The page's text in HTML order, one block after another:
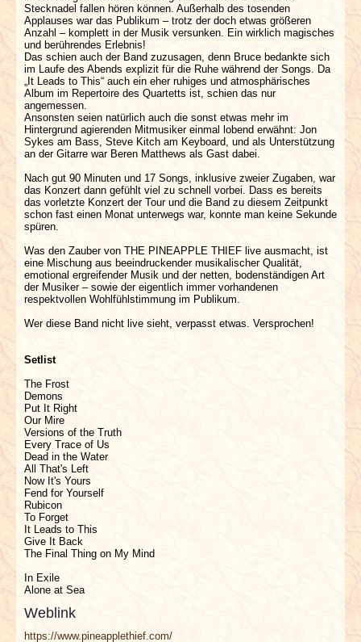
Stecknadel fallen hören können. Außerhalb des tosenden
Applauses war das Publikum – trotz der doch etwas größeren
Anzahl – komplett in der Musik versunken. Ein wirklich magisches
und berührendes Erlebnis!
Das schien auch der Band zuzusagen, denn Bruce bedankte sich
im Laufe des Abends explizit für die Ruhe während der Songs. Da
„It Leads to This“ auch ein eher ruhiges und atmosphärisches
Album im Repertoire des Quartetts ist, schien das nur
angemessen.
Ansonsten seien natürlich auch die sonst etwas mehr im
Hintergrund agierenden Mitmusiker einmal lobend erwähnt: Jon
Sykes am Bass, Steve Kitch am Keyboard, und als Unterstützung
an der Gitarre war Beren Matthews als Gast dabei.
Nach gut 90 Minuten und 17 Songs, inklusive zweier Zugaben, war
das Konzert dann gefühlt viel zu schnell vorbei. Dass es bereits
das vorletzte Konzert der Tour und die Band zu diesem Zeitpunkt
schon fast einen Monat unterwegs war, konnte man keine Sekunde
spüren.
Was den Zauber von THE PINEAPPLE THIEF live ausmacht, ist
eine Mischung aus beeindruckender musikalischer Qualität,
emotional ergreifender Musik und der netten, bodenständigen Art
der Musiker – sowie der eigentlich immer vorhandenen
respektvollen Wohlfühlstimmung im Publikum.
Wer diese Band nicht live sieht, verpasst etwas. Versprochen!
Setlist
The Frost
Demons
Put It Right
Our Mire
Versions of the Truth
Every Trace of Us
Dead in the Water
All That's Left
Now It's Yours
Fend for Yourself
Rubicon
To Forget
It Leads to This
Give It Back
The Final Thing on My Mind
In Exile
Alone at Sea
Weblink
https://www.pineapplethief.com/